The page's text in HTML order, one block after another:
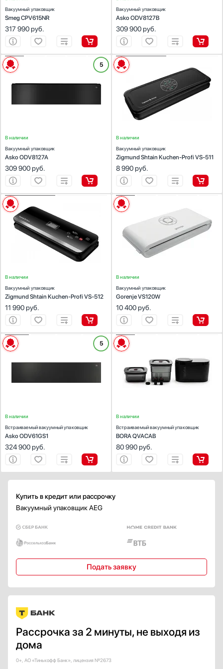
Нержавеющая сталь
Белый
Серебро
Показать все
Дополнительно
Общее количество упаковочных пакетов в комплекте, шт
Вакуумный упаковщик
Smeg CPV615NR
317 990руб.
Вакуумный упаковщик
Asko ODV8127B
309 900руб.
ХАРАКТЕРИСТИКИ
Тип установки:
Цвет:
антрацит
5
В наличии
Вакуумный упаковщик
Asko ODV8127A
309 900руб.
ХАРАКТЕРИСТИКИ
Тип установки:
соло
черный
Габариты (ВхШхГ), см:
7х38х14
В наличии
Вакуумный упаковщик
Zigmund Shtain Kuchen-Profi VS-511
8 990руб.
ХАРАКТЕРИСТИКИ
Тип установки:
Цвет:
Габариты (ВхШхГ), см:
7х38х14
В наличии
Вакуумный упаковщик
Zigmund Shtain Kuchen-Profi VS-512
11 990руб.
ХАРАКТЕРИСТИКИ
Тип установки:
белый
Габариты (ВхШхГ), см:
5.9х38х15.2
В наличии
Вакуумный упаковщик
Gorenje VS120W
10 400руб.
ХАРАКТЕРИСТИКИ
Тип установки:
Цвет:
графит
5
В наличии
Встраиваемый вакуумный упаковщик
Asko ODV61GS1
324 900руб.
ХАРАКТЕРИСТИКИ
Тип установки:
черный
Габариты (ВхШхГ), см:
14.2х23.9х12.4
В наличии
Встраиваемый вакуумный упаковщик
BORA QVACAB
80 990руб.
Купить в кредит или рассрочку
Вакуумный упаковщик AEG
Подать заявку
Рассрочка за 2 минуты, не выходя из
дома
0+, АО «Тинькофф Банк», лицензия №2673